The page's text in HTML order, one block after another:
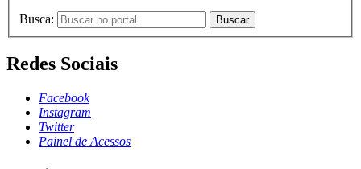
Busca: Buscar
Redes Sociais
Facebook
Instagram
Twitter
Painel de Acessos